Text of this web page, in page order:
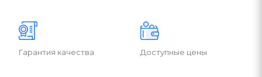
Гарантия качества Доступные цены